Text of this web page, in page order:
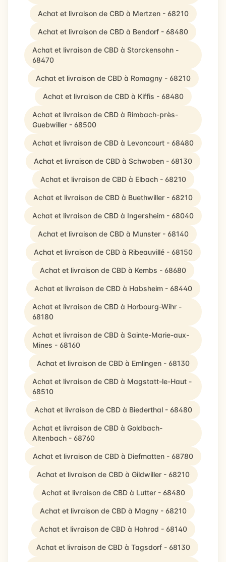
Achat et livraison de CBD à Mertzen - 68210
Achat et livraison de CBD à Bendorf - 68480
Achat et livraison de CBD à Storckensohn -
68470
Achat et livraison de CBD à Romagny - 68210
Achat et livraison de CBD à Kiffis - 68480
Achat et livraison de CBD à Rimbach-près-
Guebwiller - 68500
Achat et livraison de CBD à Levoncourt - 68480
Achat et livraison de CBD à Schwoben - 68130
Achat et livraison de CBD à Elbach - 68210
Achat et livraison de CBD à Buethwiller - 68210
Achat et livraison de CBD à Ingersheim - 68040
Achat et livraison de CBD à Munster - 68140
Achat et livraison de CBD à Ribeauvillé - 68150
Achat et livraison de CBD à Kembs - 68680
Achat et livraison de CBD à Habsheim - 68440
Achat et livraison de CBD à Horbourg-Wihr -
68180
Achat et livraison de CBD à Sainte-Marie-aux-
Mines - 68160
Achat et livraison de CBD à Emlingen - 68130
Achat et livraison de CBD à Magstatt-le-Haut -
68510
Achat et livraison de CBD à Biederthal - 68480
Achat et livraison de CBD à Goldbach-
Altenbach - 68760
Achat et livraison de CBD à Diefmatten - 68780
Achat et livraison de CBD à Gildwiller - 68210
Achat et livraison de CBD à Lutter - 68480
Achat et livraison de CBD à Magny - 68210
Achat et livraison de CBD à Hohrod - 68140
Achat et livraison de CBD à Tagsdorf - 68130